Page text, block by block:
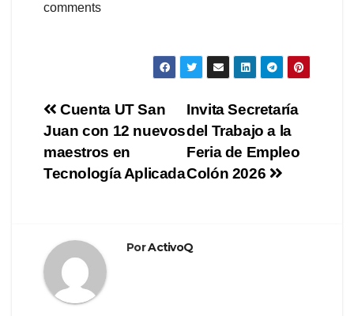
comments
Navegación
de
entradas
Invita Secretaría
del Trabajo a la
Feria de Empleo
Colón 2026
Cuenta UT San
Juan con 12 nuevos
maestros en
Tecnología Aplicada
PorActivoQ